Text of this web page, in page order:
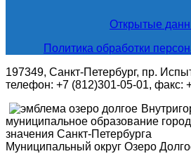
Открытые
Политика обработки
197349, Санкт-Петербург, пр.
телефон: +7 (812)301-05-01, факс:
муниципальное образование
значения Санкт-Петербурга
Муниципальный округ Озеро